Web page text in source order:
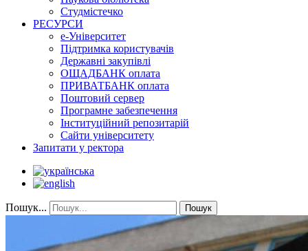
Студмістечко
РЕСУРСИ
е-Університет
Підтримка користувачів
Державні закупівлі
ОЩАДБАНК оплата
ПРИВАТБАНК оплата
Поштовий сервер
Програмне забезпечення
Інституційний репозитарій
Сайти університету
Запитати у ректора
Пошук... Пошук